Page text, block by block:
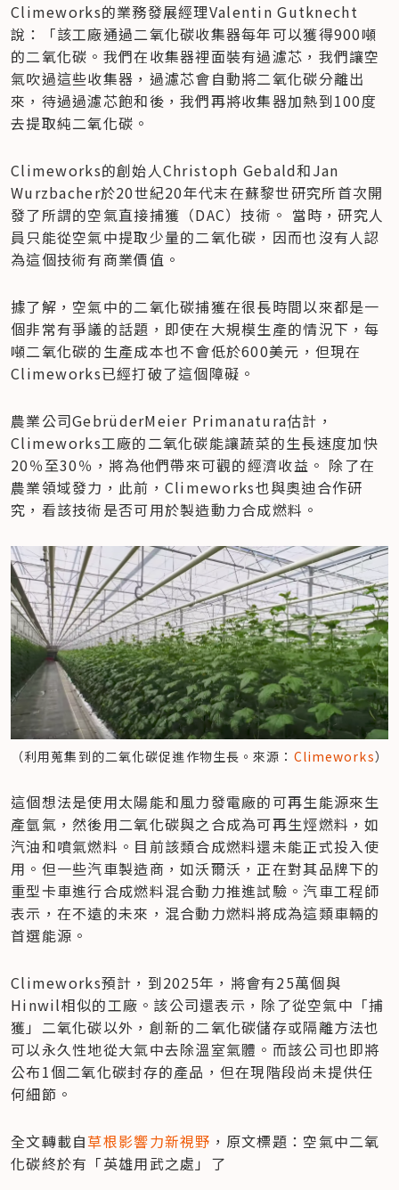
Climeworks的業務發展經理Valentin Gutknecht
說：「該工廠通過二氧化碳收集器每年可以獲得900噸
的二氧化碳。我們在收集器裡面裝有過濾芯，我們讓空
氣吹過這些收集器，過濾芯會自動將二氧化碳分離出
來，待過過濾芯飽和後，我們再將收集器加熱到100度
去提取純二氧化碳。
Climeworks的創始人Christoph Gebald和Jan
Wurzbacher於20世紀20年代末在蘇黎世研究所首次開
發了所謂的空氣直接捕獲（DAC）技術。 當時，研究人
員只能從空氣中提取少量的二氧化碳，因而也沒有人認
為這個技術有商業價值。
據了解，空氣中的二氧化碳捕獲在很長時間以來都是一
個非常有爭議的話題，即使在大規模生產的情況下，每
噸二氧化碳的生產成本也不會低於600美元，但現在
Climeworks已經打破了這個障礙。
農業公司GebrüderMeier Primanatura估計，
Climeworks工廠的二氧化碳能讓蔬菜的生長速度加快
20％至30％，將為他們帶來可觀的經濟收益。 除了在
農業領域發力，此前，Climeworks也與奧迪合作研
究，看該技術是否可用於製造動力合成燃料。
（利用蒐集到的二氧化碳促進作物生長。來源： Climeworks）
這個想法是使用太陽能和風力發電廠的可再生能源來生
產氫氣，然後用二氧化碳與之合成為可再生烴燃料，如
汽油和噴氣燃料。目前該類合成燃料還未能正式投入使
用。但一些汽車製造商，如沃爾沃，正在對其品牌下的
重型卡車進行合成燃料混合動力推進試驗。汽車工程師
表示，在不遠的未來，混合動力燃料將成為這類車輛的
首選能源。
Climeworks預計，到2025年，將會有25萬個與
Hinwil相似的工廠。該公司還表示，除了從空氣中「捕
獲」二氧化碳以外，創新的二氧化碳儲存或隔離方法也
可以永久性地從大氣中去除溫室氣體。而該公司也即將
公布1個二氧化碳封存的產品，但在現階段尚未提供任
何細節。
全文轉載自草根影響力新視野 ，原文標題：空氣中二氧
化碳終於有「英雄用武之處」了